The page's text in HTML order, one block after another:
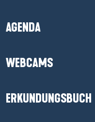
AGENDA
WEBCAMS
ERKUNDUNGSBUCH